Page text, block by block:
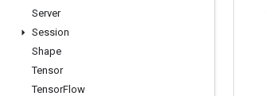
Server
Session
Shape
Tensor
TensorFlow